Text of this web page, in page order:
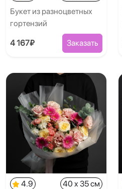
Букет из разноцветных
гортензий
4 167₽ Заказать
4.9
40 x 35 см